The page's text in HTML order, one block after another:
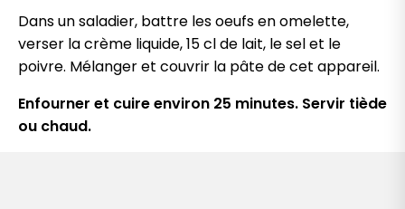
Dans un saladier, battre les oeufs en omelette,
verser la crème liquide, 15 cl de lait, le sel et le
poivre. Mélanger et couvrir la pâte de cet appareil.
Enfourner et cuire environ 25 minutes. Servir tiède
ou chaud.